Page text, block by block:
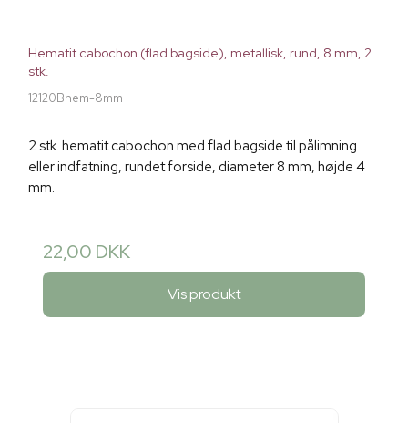
Hematit cabochon (flad bagside), metallisk, rund, 8 mm, 2
stk.
12120Bhem-8mm
2 stk. hematit cabochon med flad bagside til pålimning
eller indfatning, rundet forside, diameter 8 mm, højde 4
mm.
22,00 DKK
Vis produkt